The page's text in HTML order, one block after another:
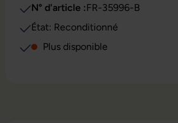
N° d'article :FR-35996-B
État: Reconditionné
Plus disponible